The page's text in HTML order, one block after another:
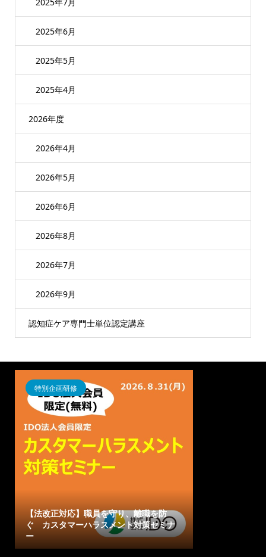
2025年6月
2025年5月
2025年4月
2026年度
2026年4月
2026年5月
2026年6月
2026年8月
2026年7月
2026年9月
認知症ケア専門士単位認定講座
特別企画研修
【法改正対応】職員を守り、離職を防
ぐ カスタマーハラスメント対策セミナ
ー